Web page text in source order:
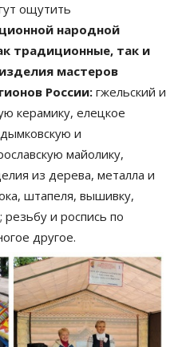
ощутить
народной
традиционные, так и
мастеров
России: гжельский и
керамику, елецкое
и
майолику,
из дерева, металла и
штапеля, вышивку,
и роспись по
другое.